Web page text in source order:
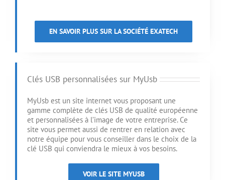
EN SAVOIR PLUS SUR LA SOCIÉTÉ EXATECH
Clés USB personnalisées sur MyUsb
MyUsb est un site internet vous proposant une
gamme complète de clés USB de qualité européenne
et personnalisées à l’image de votre entreprise. Ce
site vous permet aussi de rentrer en relation avec
notre équipe pour vous conseiller dans le choix de la
clé USB qui conviendra le mieux à vos besoins.
VOIR LE SITE MYUSB